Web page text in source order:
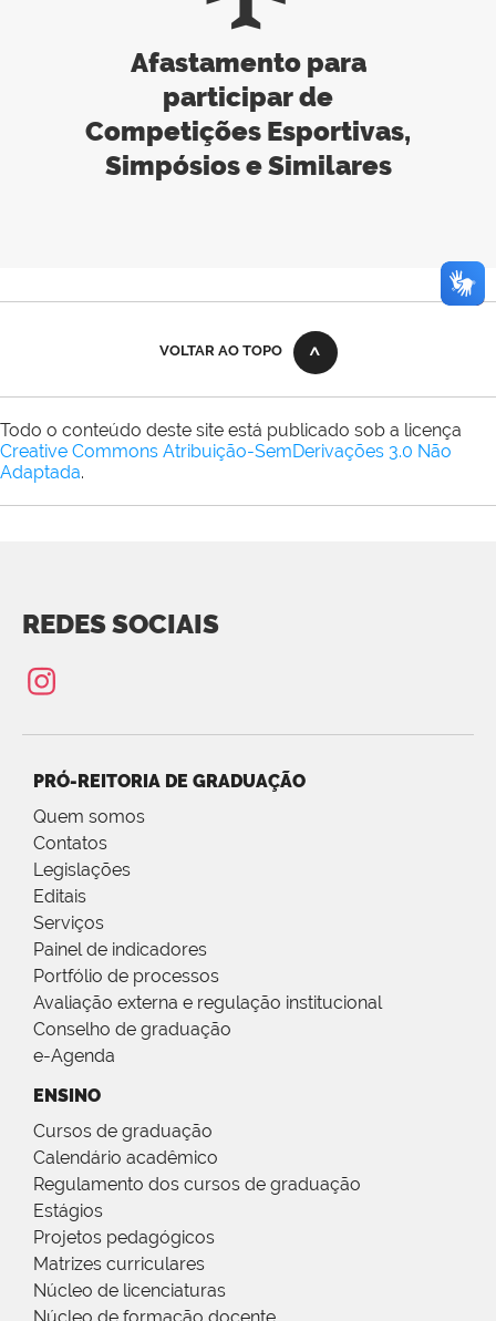
Afastamento para
participar de
Competições Esportivas,
Simpósios e Similares
VOLTAR AO TOPO
Todo o conteúdo deste site está publicado sob a licença
Creative Commons Atribuição-SemDerivações 3.0 Não
Adaptada.
REDES SOCIAIS
PRÓ-REITORIA DE GRADUAÇÃO
Quem somos
Contatos
Legislações
Editais
Serviços
Painel de indicadores
Portfólio de processos
Avaliação externa e regulação institucional
Conselho de graduação
e-Agenda
ENSINO
Cursos de graduação
Calendário acadêmico
Regulamento dos cursos de graduação
Estágios
Projetos pedagógicos
Matrizes curriculares
Núcleo de licenciaturas